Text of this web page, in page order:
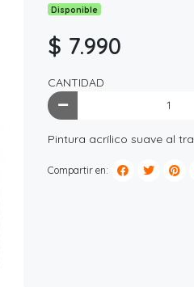
Disponible
$ 7.990
CANTIDAD
Pintura acrílico suave al
Compartir en: